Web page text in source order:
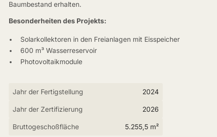
Baumbestand erhalten.
Besonderheiten des Projekts:
Solarkollektoren in den Freianlagen mit Eisspeicher
600 m³ Wasserreservoir
Photovoltaikmodule
Jahr der Fertigstellung 2024
Jahr der Zertifizierung 2026
Bruttogeschoßfläche 5.255,5 m²